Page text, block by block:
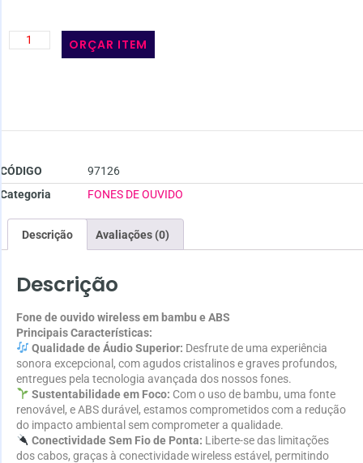
ORÇAR ITEM
CÓDIGO
97126
Categoria
FONES DE OUVIDO
Descrição Avaliações (0)
Descrição
Fone de ouvido wireless em bambu e ABS
Principais Características:
Qualidade de Áudio Superior: Desfrute de uma experiência
sonora excepcional, com agudos cristalinos e graves profundos,
entregues pela tecnologia avançada dos nossos fones.
Sustentabilidade em Foco: Com o uso de bambu, uma fonte
renovável, e ABS durável, estamos comprometidos com a redução
do impacto ambiental sem comprometer a qualidade.
Conectividade Sem Fio de Ponta: Liberte-se das limitações
dos cabos, graças à conectividade wireless estável, permitindo